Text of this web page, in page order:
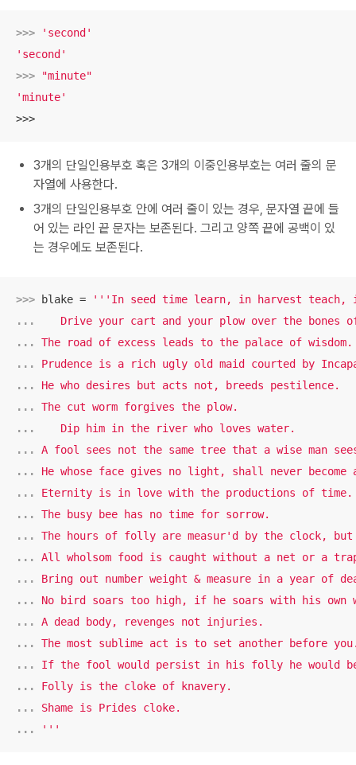
>>>
'second'
'second'
>>>
"minute"
'minute'
>>>
3개의 단일인용부호 혹은 3개의 이중인용부호는 여러 줄의 문
자열에 사용한다.
3개의 단일인용부호 안에 여러 줄이 있는 경우, 문자열 끝에 들
어 있는 라인 끝 문자는 보존된다. 그리고 양쪽 끝에 공백이 있
는 경우에도 보존된다.
>>>
blake =
...
...
...
...
...
...
...
...
...
...
...
...
...
...
...
...
...
...
...
...
'''